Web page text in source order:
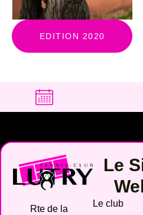
EDITION 2020
Rte de la
Le
Le club